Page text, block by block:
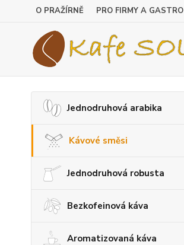
O PRAŽÍRNĚ PRO FIRMY A GASTRO
Jednodruhová arabika
Kávové směsi
Jednodruhová robusta
Bezkofeinová káva
Aromatizovaná káva